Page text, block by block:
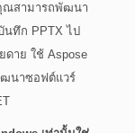
ณสามารถพัฒนา
นทึก PPTX ไป
ดาย ใช้ Aspose
ฒนาซอฟต์แวร์